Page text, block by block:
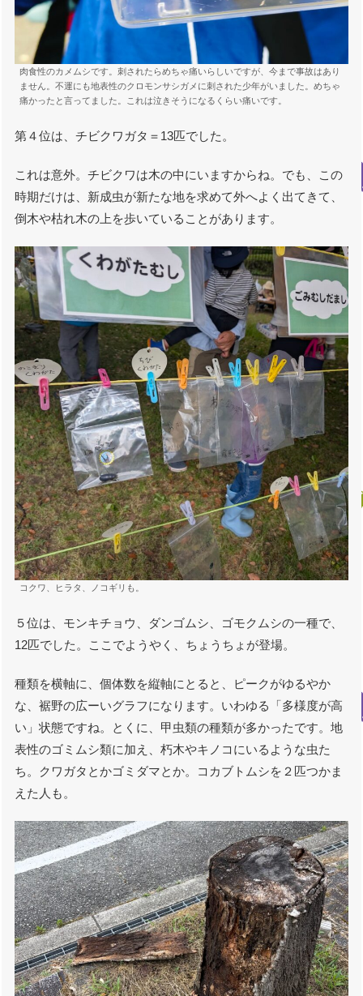
肉食性のカメムシです。刺されたらめちゃ痛いらしいですが、今まで事故はあり
ません。不運にも地表性のクロモンサシガメに刺された少年がいました。めちゃ
痛かったと言ってました。これは泣きそうになるくらい痛いです。
第４位は、チビクワガタ＝13匹でした。
これは意外。チビクワは木の中にいますからね。でも、この
時期だけは、新成虫が新たな地を求めて外へよく出てきて、
倒木や枯れ木の上を歩いていることがあります。
コクワ、ヒラタ、ノコギリも。
５位は、モンキチョウ、ダンゴムシ、ゴモクムシの一種で、
12匹でした。ここでようやく、ちょうちょが登場。
種類を横軸に、個体数を縦軸にとると、ピークがゆるやか
な、裾野の広ーいグラフになります。いわゆる「多様度が高
い」状態ですね。とくに、甲虫類の種類が多かったです。地
表性のゴミムシ類に加え、朽木やキノコにいるような虫た
ち。クワガタとかゴミダマとか。コカブトムシを２匹つかま
えた人も。